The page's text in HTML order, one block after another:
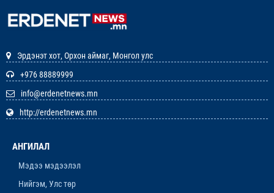
ШАГНАЛ ХҮРТЛЭЭ
ЗАРЛАЛ
12-р сар. 19, 2025, 3:20 p.m.
Эрдэнэт хот, Орхон аймаг, Монгол улс
+976 88889999
info@erdenetnews.mn
http://erdenetnews.mn
АНГИЛАЛ
Мэдээ мэдээлэл
Нийгэм, Улс төр